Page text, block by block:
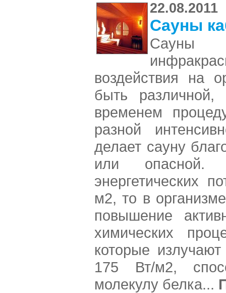
22.08.2011
Сауны
Сауны
воздействия на
быть различной,
временем
разной
делает сауну
или опасной.
энергетических
м2, то в
повышение
химических
которые
175 Вт/м2,
молекулу белка...